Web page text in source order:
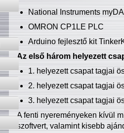
National Instruments
OMRON CP1LE PLC
Arduino fejlesztő kit
Az első három helyezett
1. helyezett csapat tagjai
2. helyezett csapat tagjai
3. helyezett csapat tagjai
A fenti nyereményeken kívül
szoftvert, valamint kisebb